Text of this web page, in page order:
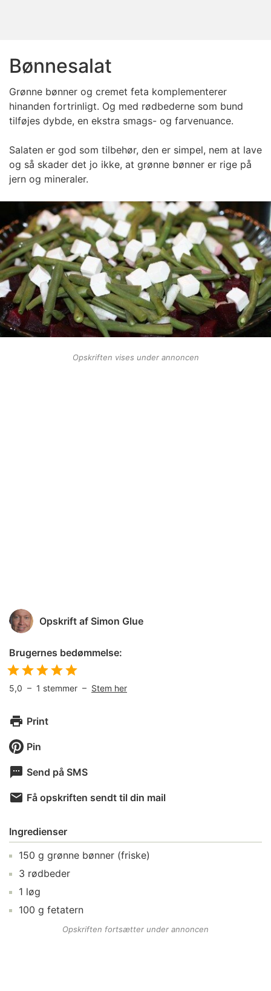
Bønnesalat
Grønne bønner og cremet feta komplementerer
hinanden fortrinligt. Og med rødbederne som bund
tilføjes dybde, en ekstra smags- og farvenuance.
Salaten er god som tilbehør, den er simpel, nem at lave
og så skader det jo ikke, at grønne bønner er rige på
jern og mineraler.
Opskriften vises under annoncen
Opskrift af Simon Glue
Brugernes bedømmelse:
5,0 – 1 stemmer – Stem her
Print
Pin
Send på SMS
Få opskriften sendt til din mail
Ingredienser
150 g grønne bønner (friske)
3 rødbeder
1 løg
100 g fetatern
Opskriften fortsætter under annoncen